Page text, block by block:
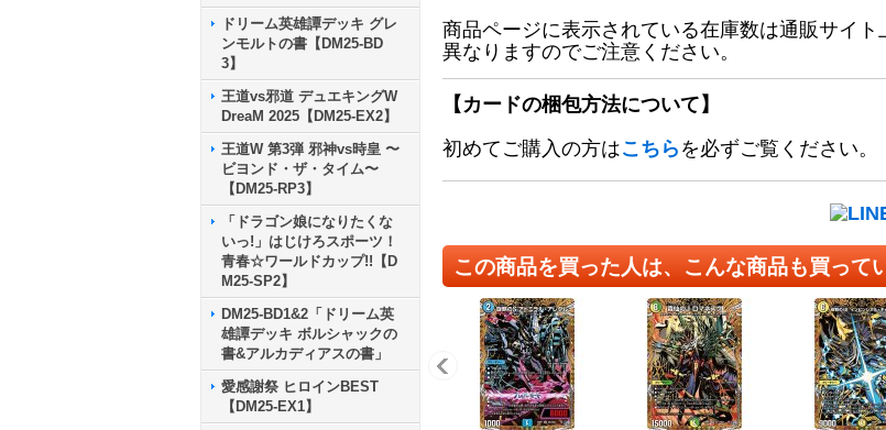
ドリーム英雄譚デッキ グレ
ンモルトの書【DM25-BD
3】
王道vs邪道 デュエキングW
DreaM 2025【DM25-EX2】
王道W 第3弾 邪神vs時皇 〜
ビヨンド・ザ・タイム〜
【DM25-RP3】
「ドラゴン娘になりたくな
いっ!」はじけろスポーツ！
青春☆ワールドカップ!!【D
M25-SP2】
DM25-BD1&2「ドリーム英
雄譚デッキ ボルシャックの
書&アルカディアスの書」
愛感謝祭 ヒロインBEST
【DM25-EX1】
商品ページに表示されている在庫数は通販サイ
異なりますのでご注意ください。
【カードの梱包方法について】
初めてご購入の方はこちら を必ずご覧ください。
この商品を買った人は、こんな商品も買って